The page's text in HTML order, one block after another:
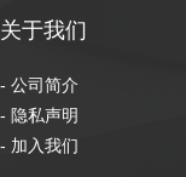
关于我们
- 公司简介
- 隐私声明
- 加入我们